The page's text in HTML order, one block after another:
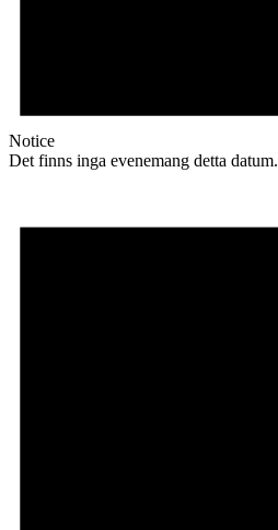
Notice
Det finns inga evenemang detta datum.